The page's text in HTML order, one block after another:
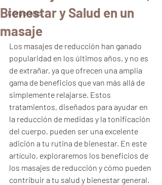
Corporales
Bienestar y Salud en un
masaje
Los masajes de reducción han ganado
popularidad en los últimos años, y no es
de extrañar, ya que ofrecen una amplia
gama de beneficios que van más allá de
simplemente relajarse. Estos
tratamientos, diseñados para ayudar en
la reducción de medidas y la tonificación
del cuerpo, pueden ser una excelente
adición a tu rutina de bienestar. En este
artículo, exploraremos los beneficios de
los masajes de reducción y cómo pueden
contribuir a tu salud y bienestar general.